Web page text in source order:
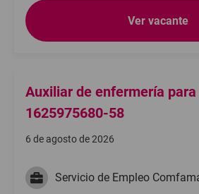
Ver vacante
Auxiliar de enfermería para
1625975680-58
6 de agosto de 2026
Servicio de Empleo